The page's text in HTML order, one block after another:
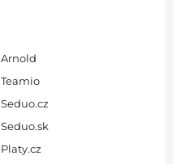
Arnold
Teamio
Seduo.cz
Seduo.sk
Platy.cz